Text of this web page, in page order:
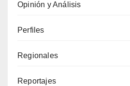
Opinión y Análisis
Perfiles
Regionales
Reportajes